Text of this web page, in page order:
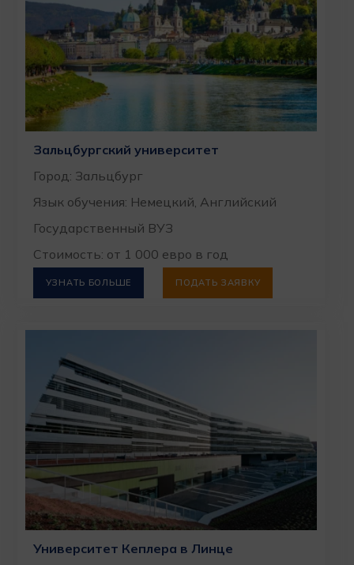
Зальцбургский университет
Город: Зальцбург
Язык обучения: Немецкий, Английский
Государственный ВУЗ
Стоимость: от 1 000 евро в год
УЗНАТЬ БОЛЬШЕ ПОДАТЬ ЗАЯВКУ
Университет Кеплера в Линце